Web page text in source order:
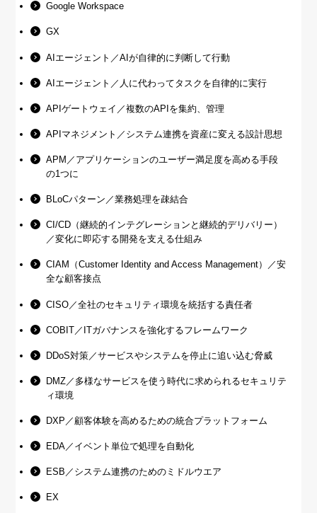
Google Workspace
GX
AIエージェント／AIが自律的に判断して行動
AIエージェント／人に代わってタスクを自律的に実行
APIゲートウェイ／複数のAPIを集約、管理
APIマネジメント／システム連携を資産に変える設計思想
APM／アプリケーションのユーザー満足度を高める手段
の1つに
BLoCパターン／業務処理を疎結合
CI/CD（継続的インテグレーションと継続的デリバリー）
／変化に即応する開発を支える仕組み
CIAM（Customer Identity and Access Management）／安
全な顧客接点
CISO／全社のセキュリティ環境を統括する責任者
COBIT／ITガバナンスを強化するフレームワーク
DDoS対策／サービスやシステムを停止に追い込む脅威
DMZ／多様なサービスを使う時代に求められるセキュリテ
ィ環境
DXP／顧客体験を高めるための統合プラットフォーム
EDA／イベント単位で処理を自動化
ESB／システム連携のためのミドルウエア
EX